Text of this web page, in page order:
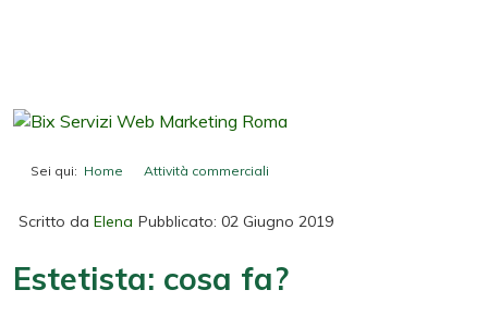
Sei qui: Home Attività commerciali
Scritto da Elena Pubblicato: 02 Giugno 2019
Estetista: cosa fa?